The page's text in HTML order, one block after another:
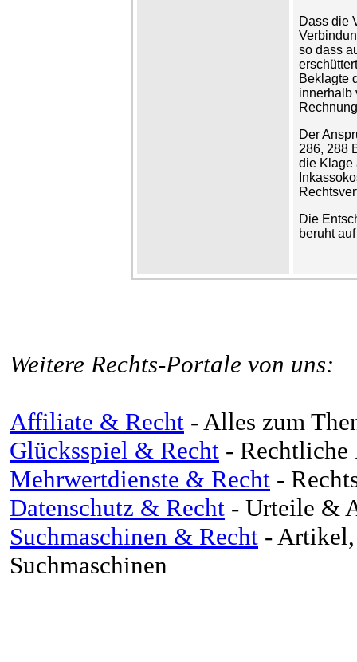
Dass die
so dass
Beklagte
innerhalb
Der
286, 288
die Klage
Die
beruht
Weitere Rechts-Portale von uns:
Affiliate & Recht - Alles zum
Glücksspiel & Recht - Rechtliche
Mehrwertdienste & Recht -
Datenschutz & Recht - Urteile &
Suchmaschinen & Recht -
Suchmaschinen